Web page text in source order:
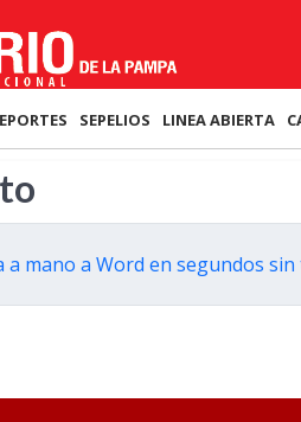
SEPELIOS LINEA ABIERTA
mano a Word en segundos